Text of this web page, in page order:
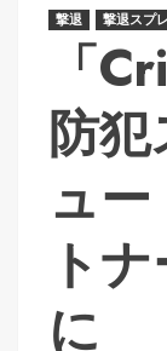
撃退 撃退スプ
「
防
ュ
ト
に